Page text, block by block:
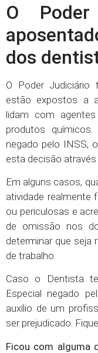
O
dos
O Poder
estão expostos a
lidam com
produtos
negado pelo INSS,
esta decisão através
Em alguns casos,
atividade realmente
ou periculosas e
de omissão nos
determinar que seja
de trabalho.
Caso o Dentista
Especial negado
auxílio de um
ser prejudicado.
Ficou com alguma